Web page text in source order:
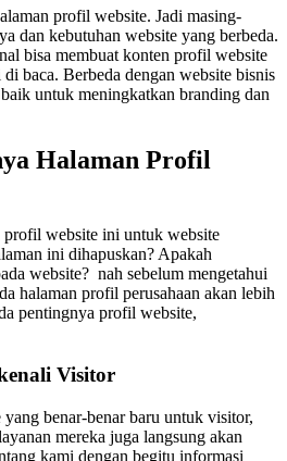
profil website. Jadi masing-
dan kebutuhan website yang berbeda.
bisa membuat konten profil website
baca. Berbeda dengan website bisnis
untuk meningkatkan branding dan
Halaman Profil
website ini untuk website
ini dihapuskan? Apakah
website? nah sebelum mengetahui
halaman profil perusahaan akan lebih
pentingnya profil website,
Visitor
benar-benar baru untuk visitor,
mereka juga langsung akan
kami dengan begitu informasi